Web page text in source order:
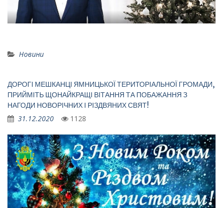
Новини
ДОРОГІ МЕШКАНЦІ ЯМНИЦЬКОЇ ТЕРИТОРІАЛЬНОЇ ГРОМАДИ,
ПРИЙМІТЬ ЩОНАЙКРАЩІ ВІТАННЯ ТА ПОБАЖАННЯ З
НАГОДИ НОВОРІЧНИХ І РІЗДВЯНИХ СВЯТ!
31.12.2020 1128